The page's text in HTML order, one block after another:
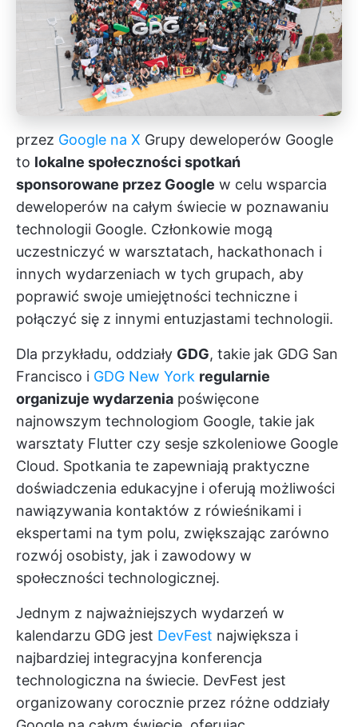
przez Google na X Grupy deweloperów Google
to lokalne społeczności spotkań
sponsorowane przez Google w celu wsparcia
deweloperów na całym świecie w poznawaniu
technologii Google. Członkowie mogą
uczestniczyć w warsztatach, hackathonach i
innych wydarzeniach w tych grupach, aby
poprawić swoje umiejętności techniczne i
połączyć się z innymi entuzjastami technologii.
Dla przykładu, oddziały GDG, takie jak GDG San
Francisco i GDG New York regularnie
organizuje wydarzenia poświęcone
najnowszym technologiom Google, takie jak
warsztaty Flutter czy sesje szkoleniowe Google
Cloud. Spotkania te zapewniają praktyczne
doświadczenia edukacyjne i oferują możliwości
nawiązywania kontaktów z rówieśnikami i
ekspertami na tym polu, zwiększając zarówno
rozwój osobisty, jak i zawodowy w
społeczności technologicznej.
Jednym z najważniejszych wydarzeń w
kalendarzu GDG jest DevFest największa i
najbardziej integracyjna konferencja
technologiczna na świecie. DevFest jest
organizowany corocznie przez różne oddziały